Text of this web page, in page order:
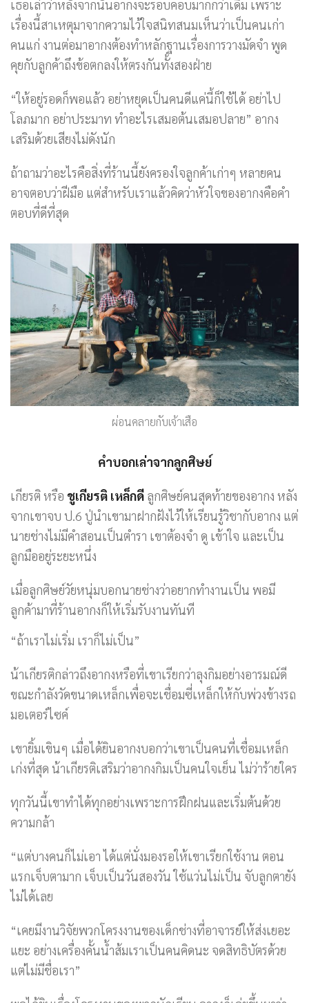
เธอเล่าว่าหลังจากนั้นอากงจะรอบคอบมากกว่าเดิม เพราะ
เรื่องนี้สาเหตุมาจากความไว้ใจสนิทสนมเห็นว่าเป็นคนเก่า
คนแก่ งานต่อมาอากงต้องทำหลักฐานเรื่องการวางมัดจำ พูด
คุยกับลูกค้าถึงข้อตกลงให้ตรงกันทั้งสองฝ่าย
“ให้อยู่รอดก็พอแล้ว อย่าหยุดเป็นคนดีแค่นี้ก็ใช้ได้ อย่าไป
โลภมาก อย่าประมาท ทำอะไรเสมอต้นเสมอปลาย” อากง
เสริมด้วยเสียงไม่ดังนัก
ถ้าถามว่าอะไรคือสิ่งที่ร้านนี้ยังครองใจลูกค้าเก่าๆ หลายคน
อาจตอบว่าฝีมือ แต่สำหรับเราแล้วคิดว่าหัวใจของอากงคือคำ
ตอบที่ดีที่สุด
ผ่อนคลายกับเจ้าเสือ
คำบอกเล่าจากลูกศิษย์
เกียรติ หรือ ชูเกียรติ เหล็กดี ลูกศิษย์คนสุดท้ายของอากง หลัง
จากเขาจบ ป.6 ปู่นำเขามาฝากฝังไว้ให้เรียนรู้วิชากับอากง แต่
นายช่างไม่มีคำสอนเป็นตำรา เขาต้องจำ ดู เข้าใจ และเป็น
ลูกมืออยู่ระยะหนึ่ง
เมื่อลูกศิษย์วัยหนุ่มบอกนายช่างว่าอยากทำงานเป็น พอมี
ลูกค้ามาที่ร้านอากงก็ให้เริ่มรับงานทันที
“ถ้าเราไม่เริ่ม เราก็ไม่เป็น”
น้าเกียรติกล่าวถึงอากงหรือที่เขาเรียกว่าลุงกิมอย่างอารมณ์ดี
ขณะกำลังวัดขนาดเหล็กเพื่อจะเชื่อมซี่เหล็กให้กับพ่วงข้างรถ
มอเตอร์ไซค์
เขายิ้มเขินๆ เมื่อได้ยินอากงบอกว่าเขาเป็นคนที่เชื่อมเหล็ก
เก่งที่สุด น้าเกียรติเสริมว่าอากงกิมเป็นคนใจเย็น ไม่ว่าร้ายใคร
ทุกวันนี้เขาทำได้ทุกอย่างเพราะการฝึกฝนและเริ่มต้นด้วย
ความกล้า
“แต่บางคนก็ไม่เอา ได้แต่นั่งมองรอให้เขาเรียกใช้งาน ตอน
แรกเจ็บตามาก เจ็บเป็นวันสองวัน ใช้แว่นไม่เป็น จับลูกตายัง
ไม่ได้เลย
“เคยมีงานวิจัยพวกโครงงานของเด็กช่างที่อาจารย์ให้ส่งเยอะ
แยะ อย่างเครื่องคั้นน้ำส้มเราเป็นคนคิดนะ จดสิทธิบัตรด้วย
แต่ไม่มีชื่อเรา”